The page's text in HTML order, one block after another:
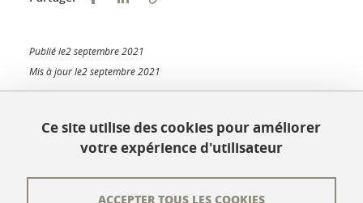
Publié le2 septembre 2021
Mis à jour le2 septembre 2021
Université Grenoble Alpes
Ce site utilise des cookies pour améliorer
votre expérience d'utilisateur
ACCEPTER TOUS LES COOKIES